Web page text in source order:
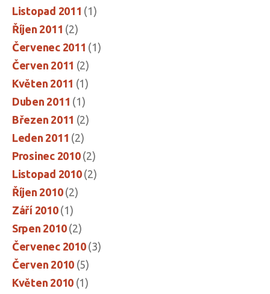
Listopad 2011 (1)
Říjen 2011 (2)
Červenec 2011 (1)
Červen 2011 (2)
Květen 2011 (1)
Duben 2011 (1)
Březen 2011 (2)
Leden 2011 (2)
Prosinec 2010(2)
Listopad 2010(2)
Říjen 2010(2)
Září 2010(1)
Srpen 2010(2)
Červenec 2010(3)
Červen 2010 (5)
Květen 2010 (1)